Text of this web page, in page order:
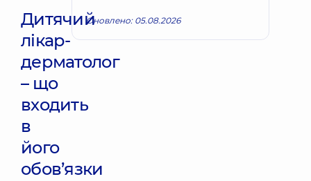
Дитячий
лікар-
дерматолог
– що
входить
в
його
обов’язки
Оновлено: 05.08.2026